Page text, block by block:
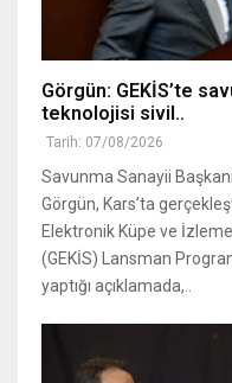
Görgün: GEKİS’te
teknolojisi sivil..
Tarih: 07/08/2026
Savunma Sanayii
Görgün, Kars’ta
Elektronik Küpe ve
(GEKİS) Lansman
yaptığı açıklamada,..